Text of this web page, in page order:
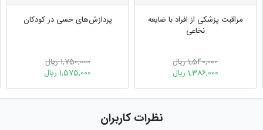
مراقبت پزشکی از افراد با ضایعه
نخاعی
1,540,000 ریال
1,386,000 ریال
پردازش‌های حسی در کودکان
1,750,000 ریال
1,575,000 ریال
نظرات کاربران